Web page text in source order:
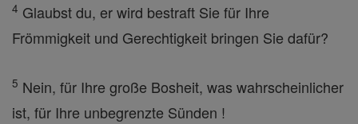
4 Glaubst du, er wird bestraft Sie für Ihre
Frömmigkeit und Gerechtigkeit bringen Sie dafür?
5 Nein, für Ihre große Bosheit, was wahrscheinlicher
ist, für Ihre unbegrenzte Sünden !